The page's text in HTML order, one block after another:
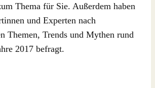
Thema für Sie. Außerdem haben
und Experten nach
Themen, Trends und Mythen rund
2017 befragt.